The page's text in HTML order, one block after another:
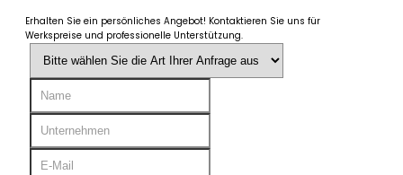
Erhalten Sie ein persönliches Angebot! Kontaktieren Sie uns für
Werkspreise und professionelle Unterstützung.